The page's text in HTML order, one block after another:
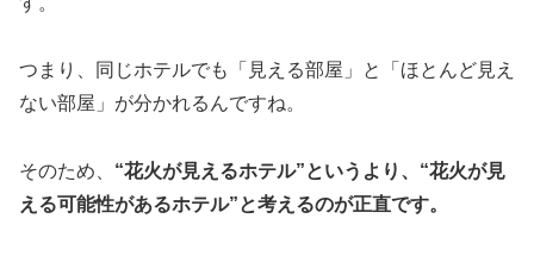
つまり、同じホテルでも「見える部屋」と「ほとんど見え
ない部屋」が分かれるんですね。
そのため、 “花火が見えるホテル”というより、“花火が見
える可能性があるホテル”と考えるのが正直です。